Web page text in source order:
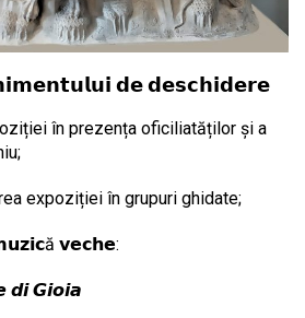
𝗱𝗲 𝗱𝗲𝘀𝗰𝗵𝗶𝗱𝗲𝗿𝗲
în prezența oficiliatăților și a
expoziției în grupuri ghidate;
𝘃𝗲𝗰𝗵𝗲:
𝙂𝙞𝙤𝙞𝙖